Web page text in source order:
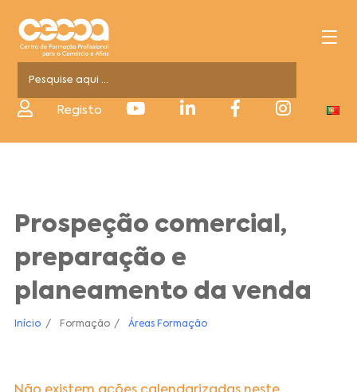
Registo
Prospeção comercial,
preparação e
planeamento da venda
Início Formação Áreas Formação